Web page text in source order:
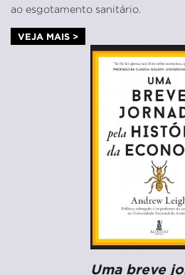
ao esgotamento sanitário.
VEJA MAIS >
Uma breve